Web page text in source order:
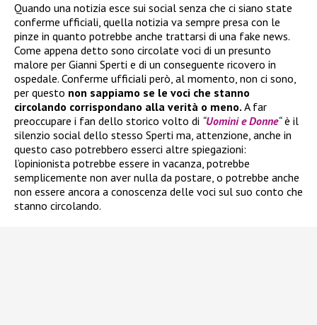
Quando una notizia esce sui social senza che ci siano state
conferme ufficiali, quella notizia va sempre presa con le
pinze in quanto potrebbe anche trattarsi di una fake news.
Come appena detto sono circolate voci di un presunto
malore per Gianni Sperti e di un conseguente ricovero in
ospedale. Conferme ufficiali però, al momento, non ci sono,
per questo non sappiamo se le voci che stanno
circolando corrispondano alla verità o meno. A far
preoccupare i fan dello storico volto di “Uomini e Donne“è il
silenzio social dello stesso Sperti ma, attenzione, anche in
questo caso potrebbero esserci altre spiegazioni:
l’opinionista potrebbe essere in vacanza, potrebbe
semplicemente non aver nulla da postare, o potrebbe anche
non essere ancora a conoscenza delle voci sul suo conto che
stanno circolando.